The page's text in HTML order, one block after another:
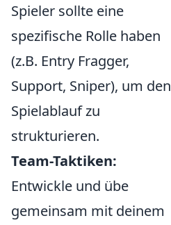
Spieler sollte eine
spezifische Rolle haben
(z.B. Entry Fragger,
Support, Sniper), um den
Spielablauf zu
strukturieren.
Team-Taktiken:
Entwickle und übe
gemeinsam mit deinem